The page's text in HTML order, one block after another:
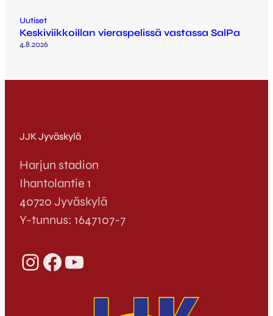
Uutiset
Keskiviikkoillan vieraspelissä vastassa SalPa
4.8.2026
JJK Jyväskylä
Harjun stadion
Ihantolantie 1
40720 Jyväskylä
Y-tunnus: 1647107-7
InstagramFacebook YouTube